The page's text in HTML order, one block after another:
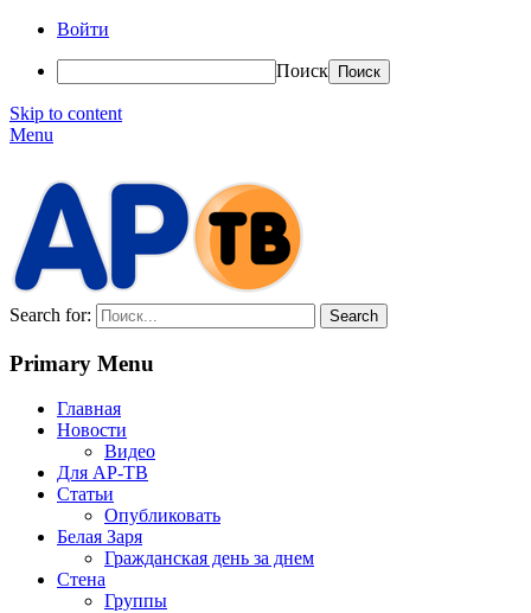
Войти
Поиск
Skip to content
Menu
Search for:
Primary Menu
Главная
Новости
Видео
Для АР-ТВ
Статьи
Опубликовать
Белая Заря
Гражданская день за днем
Стена
Группы